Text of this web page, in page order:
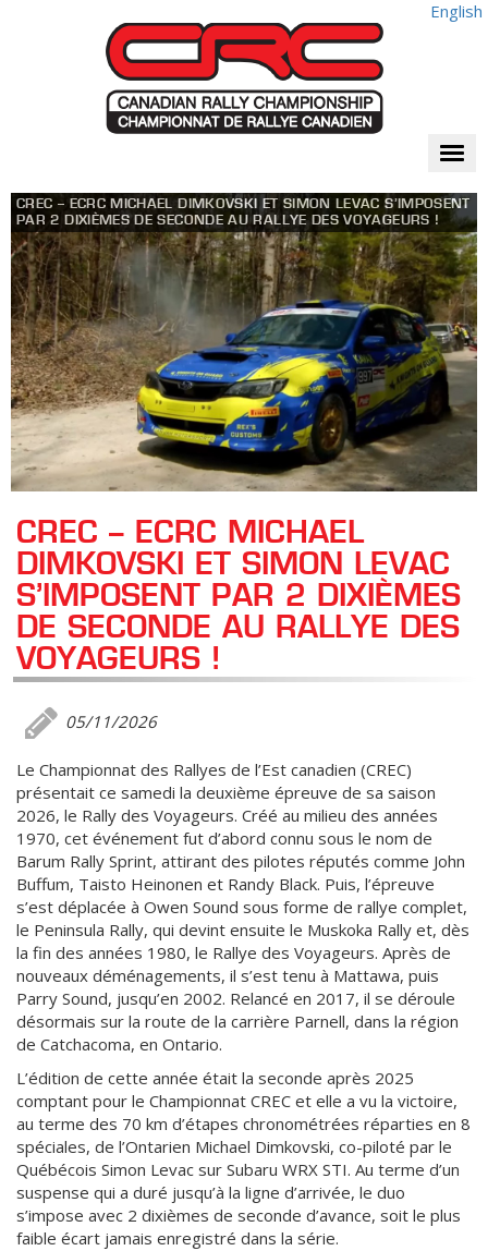
English
CREC – ECRC MICHAEL DIMKOVSKI ET SIMON LEVAC S’IMPOSENT
PAR 2 DIXIÈMES DE SECONDE AU RALLYE DES VOYAGEURS !
CREC – ECRC MICHAEL
DIMKOVSKI ET SIMON LEVAC
S’IMPOSENT PAR 2 DIXIÈMES
DE SECONDE AU RALLYE DES
VOYAGEURS !
05/11/2026
Le Championnat des Rallyes de l’Est canadien (CREC)
présentait ce samedi la deuxième épreuve de sa saison
2026, le Rally des Voyageurs. Créé au milieu des années
1970, cet événement fut d’abord connu sous le nom de
Barum Rally Sprint, attirant des pilotes réputés comme John
Buffum, Taisto Heinonen et Randy Black. Puis, l’épreuve
s’est déplacée à Owen Sound sous forme de rallye complet,
le Peninsula Rally, qui devint ensuite le Muskoka Rally et, dès
la fin des années 1980, le Rallye des Voyageurs. Après de
nouveaux déménagements, il s’est tenu à Mattawa, puis
Parry Sound, jusqu’en 2002. Relancé en 2017, il se déroule
désormais sur la route de la carrière Parnell, dans la région
de Catchacoma, en Ontario.
L’édition de cette année était la seconde après 2025
comptant pour le Championnat CREC et elle a vu la victoire,
au terme des 70 km d’étapes chronométrées réparties en 8
spéciales, de l’Ontarien Michael Dimkovski, co-piloté par le
Québécois Simon Levac sur Subaru WRX STI. Au terme d’un
suspense qui a duré jusqu’à la ligne d’arrivée, le duo
s’impose avec 2 dixièmes de seconde d’avance, soit le plus
faible écart jamais enregistré dans la série.